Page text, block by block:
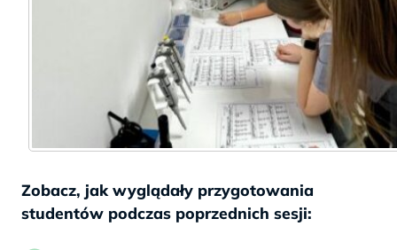
Zobacz, jak wyglądały przygotowania
studentów podczas poprzednich sesji: